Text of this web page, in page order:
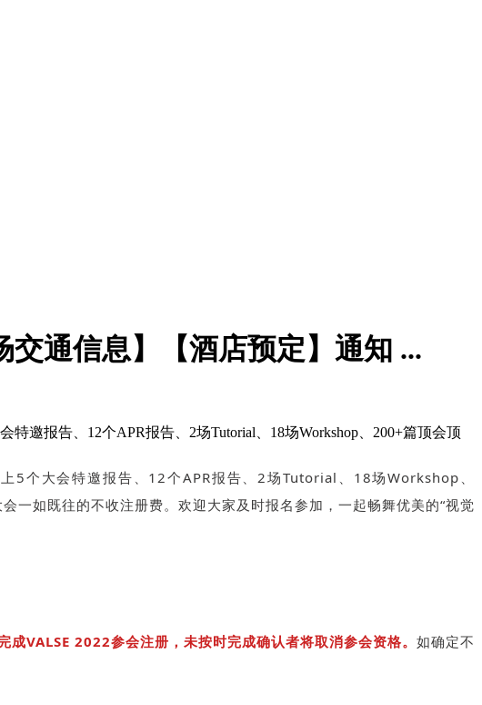
通信息】【酒店预定】通知 ...
特邀报告、12个APR报告、2场Tutorial、18场Workshop、200+篇顶会顶
5个大会特邀报告、12个APR报告、2场Tutorial、18场Workshop、
一如既往的不收注册费。欢迎大家及时报名参加，一起畅舞优美的“视觉
VALSE 2022参会注册，未按时完成确认者将取消参会资格。 如确定不